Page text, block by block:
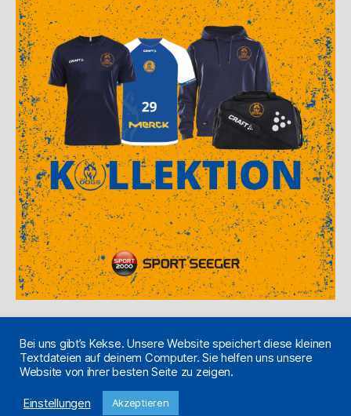
with♥in Pfungstadt.
Bei uns gibt’s Kekse. Unsere Website speichert diese kleinen
Textdateien auf deinem Computer. Sie helfen uns unsere
Website von ihrer besten Seite zu zeigen.
Einstellungen Akzeptieren